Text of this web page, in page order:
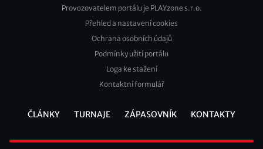
Footer
Provozovatelem portálu je PLAYzone s.r.o.
Přehled a nastavení cookies
Ochrana osobních údajů
Podmínky užití portálu
Loga ke stažení
Kontaktní formulář
ČLÁNKY TURNAJE ZÁPASOVNÍK KONTAKTY